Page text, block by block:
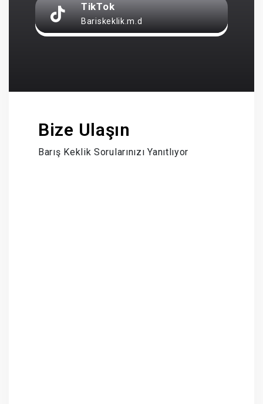
TikTok
Bariskeklik.m.d
Bize Ulaşın
Barış Keklik Sorularınızı Yanıtlıyor